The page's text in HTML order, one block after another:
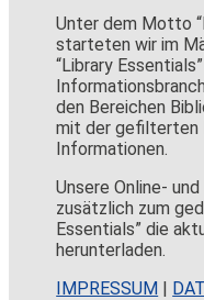
Unter dem Motto
starteten wir im
“Library
den Bereichen
mit der gefilterten
Informationen.
Unsere Online-
zusätzlich zum
Essentials” die
herunterladen.
IMPRESSUM